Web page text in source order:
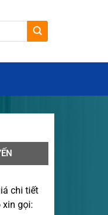
chi tiết
xin gọi: